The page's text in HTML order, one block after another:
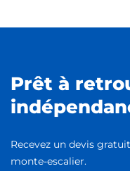
Prêt à
Recevez un devis
monte-escalier.